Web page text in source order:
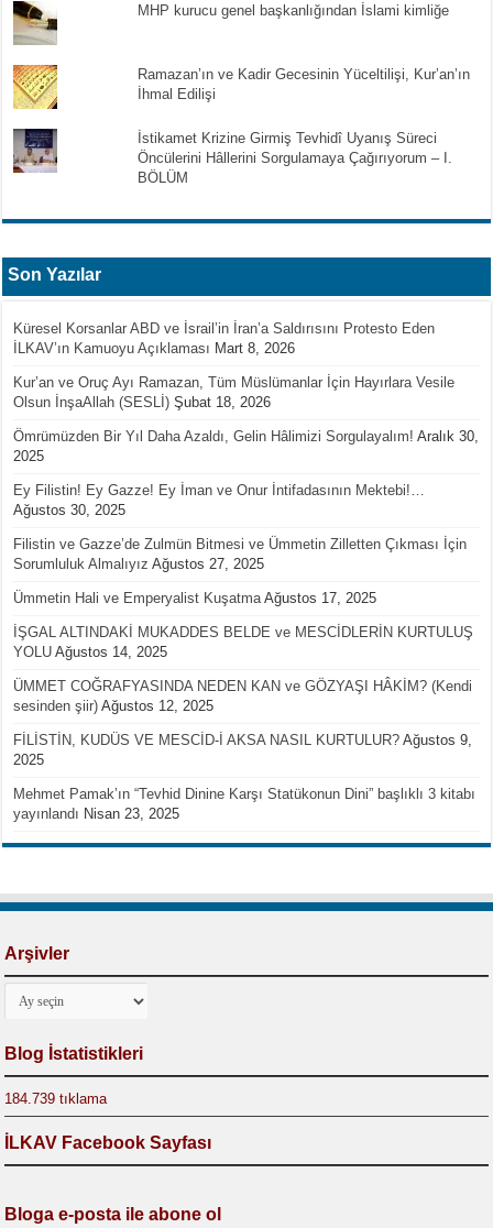
MHP kurucu genel başkanlığından İslami kimliğe
Ramazan’ın ve Kadir Gecesinin Yüceltilişi, Kur’an’ın
İhmal Edilişi
İstikamet Krizine Girmiş Tevhidî Uyanış Süreci
Öncülerini Hâllerini Sorgulamaya Çağırıyorum – I.
BÖLÜM
Son Yazılar
Küresel Korsanlar ABD ve İsrail’in İran’a Saldırısını Protesto Eden
İLKAV’ın Kamuoyu Açıklaması Mart 8, 2026
Kur’an ve Oruç Ayı Ramazan, Tüm Müslümanlar İçin Hayırlara Vesile
Olsun İnşaAllah (SESLİ) Şubat 18, 2026
Ömrümüzden Bir Yıl Daha Azaldı, Gelin Hâlimizi Sorgulayalım! Aralık 30,
2025
Ey Filistin! Ey Gazze! Ey İman ve Onur İntifadasının Mektebi!…
Ağustos 30, 2025
Filistin ve Gazze’de Zulmün Bitmesi ve Ümmetin Zilletten Çıkması İçin
Sorumluluk Almalıyız Ağustos 27, 2025
Ümmetin Hali ve Emperyalist Kuşatma Ağustos 17, 2025
İŞGAL ALTINDAKİ MUKADDES BELDE ve MESCİDLERİN KURTULUŞ
YOLU Ağustos 14, 2025
ÜMMET COĞRAFYASINDA NEDEN KAN ve GÖZYAŞI HÂKİM? (Kendi
sesinden şiir) Ağustos 12, 2025
FİLİSTİN, KUDÜS VE MESCİD-İ AKSA NASIL KURTULUR? Ağustos 9,
2025
Mehmet Pamak’ın “Tevhid Dinine Karşı Statükonun Dini” başlıklı 3 kitabı
yayınlandı Nisan 23, 2025
Arşivler
Arşivler
Blog İstatistikleri
184.739 tıklama
İLKAV Facebook Sayfası
Bloga e-posta ile abone ol